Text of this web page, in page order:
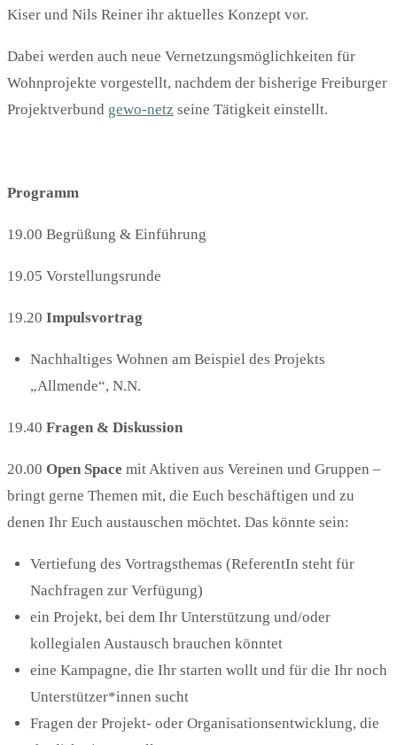
Kiser und Nils Reiner ihr aktuelles Konzept vor.
Dabei werden auch neue Vernetzungsmöglichkeiten für
Wohnprojekte vorgestellt, nachdem der bisherige Freiburger
Projektverbund gewo-netz seine Tätigkeit einstellt.
Programm
19.00 Begrüßung & Einführung
19.05 Vorstellungsrunde
19.20 Impulsvortrag
Nachhaltiges Wohnen am Beispiel des Projekts
„Allmende“, N.N.
19.40 Fragen & Diskussion
20.00 Open Space mit Aktiven aus Vereinen und Gruppen –
bringt gerne Themen mit, die Euch beschäftigen und zu
denen Ihr Euch austauschen möchtet. Das könnte sein:
Vertiefung des Vortragsthemas (ReferentIn steht für
Nachfragen zur Verfügung)
ein Projekt, bei dem Ihr Unterstützung und/oder
kollegialen Austausch brauchen könntet
eine Kampagne, die Ihr starten wollt und für die Ihr noch
Unterstützer*innen sucht
Fragen der Projekt- oder Organisationsentwicklung, die